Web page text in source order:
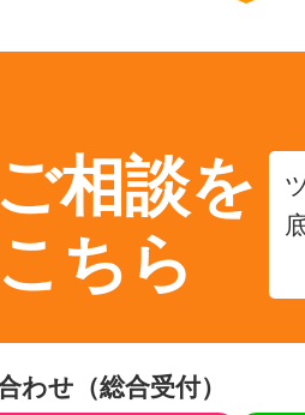
相談を
ちら
わせ（総合受付）